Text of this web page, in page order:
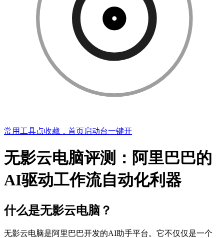
常用工具点收藏，首页启动台一键开
无影云电脑评测：阿里巴巴的
AI驱动工作流自动化利器
什么是无影云电脑？
无影云电脑是阿里巴巴开发的AI助手平台。它不仅仅是一个